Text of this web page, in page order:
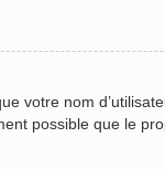
votre nom
possible que le